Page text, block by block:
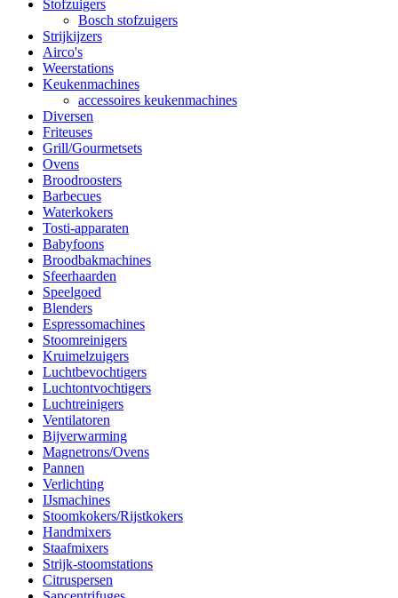
Stofzuigers
Bosch stofzuigers
Strijkijzers
Airco's
Weerstations
Keukenmachines
accessoires keukenmachines
Diversen
Friteuses
Grill/Gourmetsets
Ovens
Broodroosters
Barbecues
Waterkokers
Tosti-apparaten
Babyfoons
Broodbakmachines
Sfeerhaarden
Speelgoed
Blenders
Espressomachines
Stoomreinigers
Kruimelzuigers
Luchtbevochtigers
Luchtontvochtigers
Luchtreinigers
Ventilatoren
Bijverwarming
Magnetrons/Ovens
Pannen
Verlichting
IJsmachines
Stoomkokers/Rijstkokers
Handmixers
Staafmixers
Strijk-stoomstations
Citruspersen